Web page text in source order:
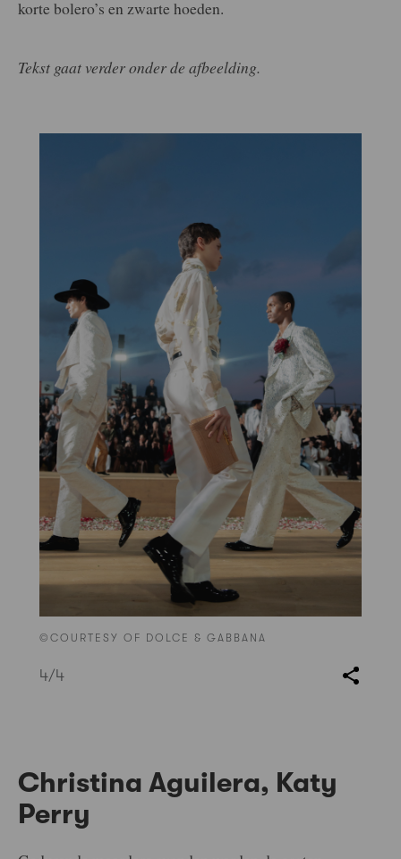
korte bolero’s en zwarte hoeden.
Tekst gaat verder onder de afbeelding.
©COURTESY OF DOLCE & GABBANA
4/4
Christina Aguilera, Katy
Perry